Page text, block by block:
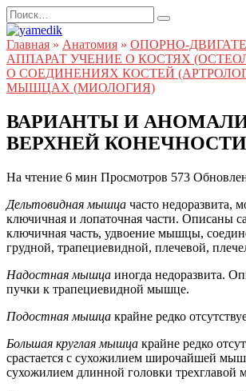
Перейти
к
содержанию
Search
for:
Главная » Анатомия » ОПОРНО-
АППАРАТ УЧЕНИЕ О КОСТЯХ
О СОЕДИНЕНИЯХ КОСТЕЙ
МЫШЦАХ (МИОЛОГИЯ)
ВАРИАНТЫ И
ВЕРХНЕЙ КОНЕЧНОСТИ
На чтение 6 мин Просмотров 573
Дельтовидная мышца часто недоразвита,
ключичная и лопаточная части. Описаны
ключичная часть, удвоение мышцы,
грудной, трапециевидной, плечевой,
Надостная мышца иногда недоразвита.
пучки к трапециевидной мышце.
Подостная мышца крайне редко
Большая круглая мышца крайне редко
срастается с сухожилием широчайшей
сухожилием длинной головки